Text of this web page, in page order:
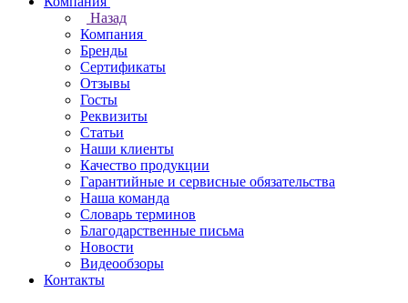
Назад
Компания
Бренды
Сертификаты
Отзывы
Госты
Реквизиты
Статьи
Наши клиенты
Качество продукции
Гарантийные и сервисные обязательства
Наша команда
Словарь терминов
Благодарственные письма
Новости
Видеообзоры
Контакты